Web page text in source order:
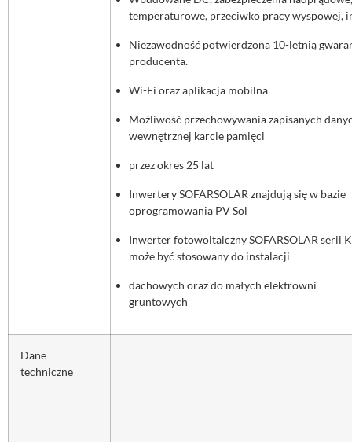
temperaturowe, przeciwko pracy wyspowej,
Niezawodność potwierdzona 10-letnią
producenta.
Wi-Fi oraz aplikacja mobilna
Możliwość przechowywania zapisanych
wewnętrznej karcie pamięci
przez okres 25 lat
Inwertery SOFARSOLAR znajdują się w bazie
oprogramowania PV Sol
Inwerter fotowoltaiczny SOFARSOLAR serii
może być stosowany do instalacji
dachowych oraz do małych elektrowni
gruntowych
Dane
techniczne